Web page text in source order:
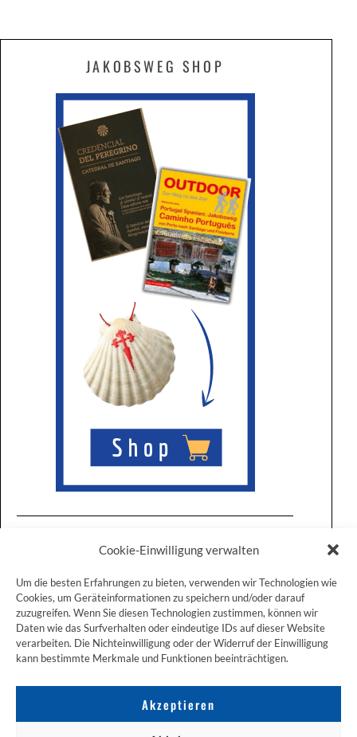
Cookie-Einwilligung verwalten
Um die besten Erfahrungen zu bieten, verwenden wir Technologien wie
Cookies, um Geräteinformationen zu speichern und/oder darauf
zuzugreifen. Wenn Sie diesen Technologien zustimmen, können wir
Daten wie das Surfverhalten oder eindeutige IDs auf dieser Website
verarbeiten. Die Nichteinwilligung oder der Widerruf der Einwilligung
kann bestimmte Merkmale und Funktionen beeinträchtigen.
Akzeptieren
JAKOBSWEG SHOP
ZUM JAKOBSWEG SHOP